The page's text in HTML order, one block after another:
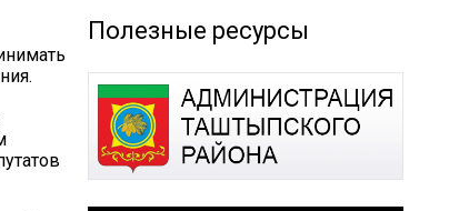
Полезные ресурсы